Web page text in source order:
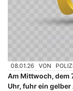
08.01.26 VON
Am Mittwoch, dem
Uhr, fuhr ein